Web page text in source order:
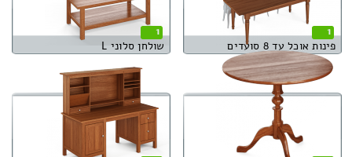
1
פינות אוכל עד 8 סועדים
1
שולחן סלוני L